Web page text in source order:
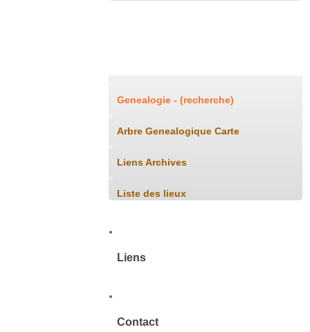
Genealogie - (recherche)
Arbre Genealogique Carte
Liens Archives
Liste des lieux
Liens
Contact